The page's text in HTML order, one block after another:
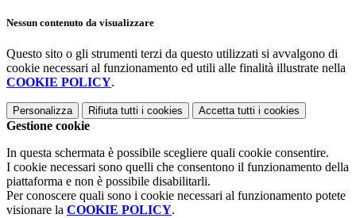
Nessun contenuto da visualizzare
Questo sito o gli strumenti terzi da questo utilizzati si avvalgono di
cookie necessari al funzionamento ed utili alle finalità illustrate nella
COOKIE POLICY.
Personalizza Rifiuta tutti i cookies Accetta tutti i cookies
Gestione cookie
In questa schermata è possibile scegliere quali cookie consentire.
I cookie necessari sono quelli che consentono il funzionamento della
piattaforma e non è possibile disabilitarli.
Per conoscere quali sono i cookie necessari al funzionamento potete
visionare la COOKIE POLICY.